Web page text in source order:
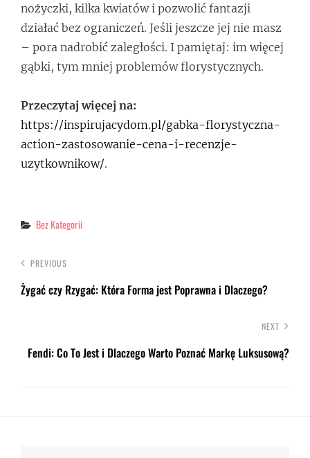
nożyczki, kilka kwiatów i pozwolić fantazji
działać bez ograniczeń. Jeśli jeszcze jej nie masz
– pora nadrobić zaległości. I pamiętaj: im więcej
gąbki, tym mniej problemów florystycznych.
Przeczytaj więcej na:
https://inspirujacydom.pl/gabka-florystyczna-
action-zastosowanie-cena-i-recenzje-
uzytkownikow/.
Categories
Bez Kategorii
PREVIOUS
Żygać czy Rzygać: Która Forma jest Poprawna i Dlaczego?
NEXT
Fendi: Co To Jest i Dlaczego Warto Poznać Markę Luksusową?